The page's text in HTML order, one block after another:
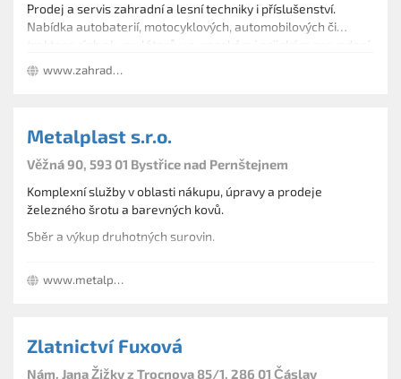
Prodej a servis zahradní a lesní techniky i příslušenství.
Nabídka autobaterií, motocyklových, automobilových či
traktorových akumulátorů v evropském i asijském provedení,
křovinořezů, strojů na sníh, sekaček, rotavátorů, rosičů,
drtičů, štípačů dříví, zahradních traktorů i náhradních dílů.
www.zahradni-technika.com
Metalplast s.r.o.
Věžná 90, 593 01 Bystřice nad Pernštejnem
Komplexní služby v oblasti nákupu, úpravy a prodeje
železného šrotu a barevných kovů.
Sběr a výkup druhotných surovin.
www.metalplast.eu
Zlatnictví Fuxová
Nám. Jana Žižky z Trocnova 85/1, 286 01 Čáslav